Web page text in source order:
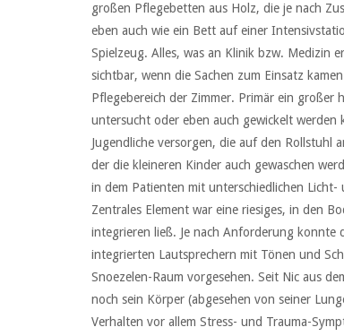
großen Pflegebetten aus Holz, die je nach
eben auch wie ein Bett auf einer
Spielzeug. Alles, was an Klinik bzw. Medizin
sichtbar, wenn die Sachen zum Einsatz
Pflegebereich der Zimmer. Primär ein großer
untersucht oder eben auch gewickelt
Jugendliche versorgen, die auf den Rollstuhl
der die kleineren Kinder auch gewaschen
in dem Patienten mit unterschiedlichen
Zentrales Element war eine riesiges, in den
integrieren ließ. Je nach Anforderung konnte
integrierten Lautsprechern mit Tönen und
Snoezelen-Raum vorgesehen. Seit Nic aus
noch sein Körper (abgesehen von seiner
Verhalten vor allem Stress- und Trauma-